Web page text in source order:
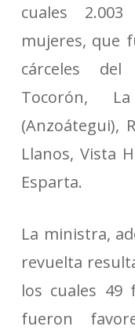
cuales
mujeres, que
cárceles
Tocorón,
(Anzoátegui),
Llanos, Vista
Esparta.
La ministra,
revuelta
los cuales
fueron